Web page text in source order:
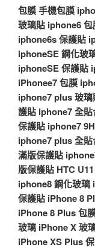
包膜手機包膜
玻璃貼 iphone6 包
iphone6s 保護貼
iphoneSE 鋼化玻
iphoneSE 保護貼
iPhonee7 包膜
iphone7 plus 玻璃
護貼 iphone7 全
保護貼 iphone7
iphone7 plus 全
滿版保護貼
版保護貼 HTC
iphone8 鋼化玻璃
保護貼 iPhone 8
iPhone 8 Plus 包
玻璃 iPhone X 玻
iPhone XS Plus